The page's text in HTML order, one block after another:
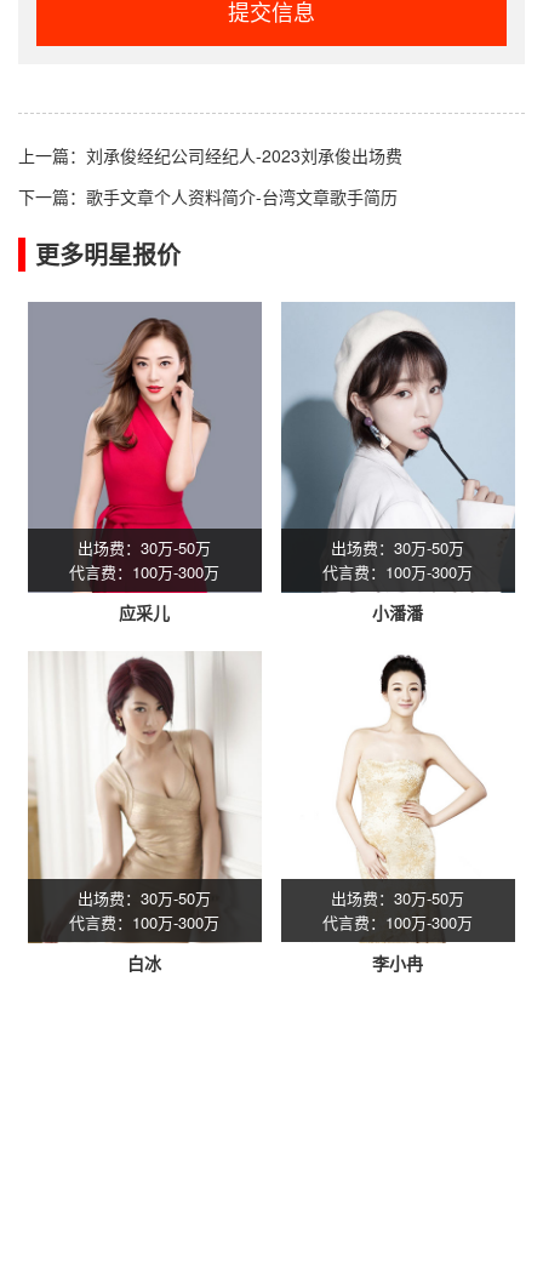
提交信息
上一篇： 刘承俊经纪公司经纪人-2023刘承俊出场费
下一篇： 歌手文章个人资料简介-台湾文章歌手简历
更多明星报价
出场费：30万-50万
代言费：100万-300万
应采儿
出场费：30万-50万
代言费：100万-300万
小潘潘
出场费：30万-50万
代言费：100万-300万
白冰
出场费：30万-50万
代言费：100万-300万
李小冉